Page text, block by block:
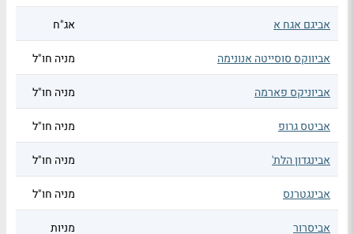
אביגם אגח א אג"ח
אביווקס סוסייטה אנונימה מניה חו"ל
אביוניקס פארמה מניה חו"ל
אביטס גרופ מניה חו"ל
אבינגדון הלת' מניה חו"ל
אבינגטרנס מניה חו"ל
אביסרור מניות